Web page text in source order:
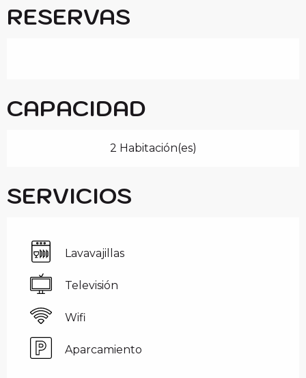
RESERVAS
CAPACIDAD
2 Habitación(es)
SERVICIOS
Lavavajillas
Televisión
Wifi
Aparcamiento